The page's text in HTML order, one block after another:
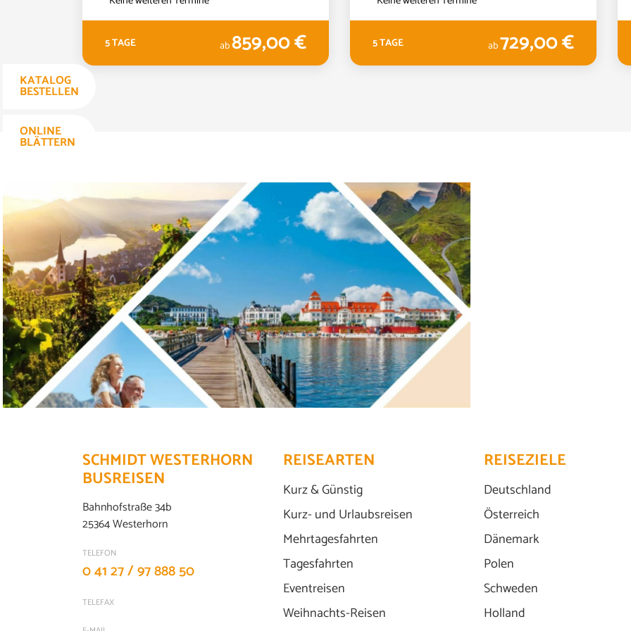
5 TAGE ab859,00 € 5 TAGE ab729,00 €
KATALOG
BESTELLEN
ONLINE
BLÄTTERN
SCHMIDT WESTERHORN
BUSREISEN
Bahnhofstraße 34b
25364 Westerhorn
TELEFON
0 41 27 / 97 888 50
TELEFAX
REISEARTEN
Kurz & Günstig
Kurz- und Urlaubsreisen
Mehrtagesfahrten
Tagesfahrten
Eventreisen
Weihnachts-Reisen
REISEZIELE
Deutschland
Österreich
Dänemark
Polen
Schweden
Holland